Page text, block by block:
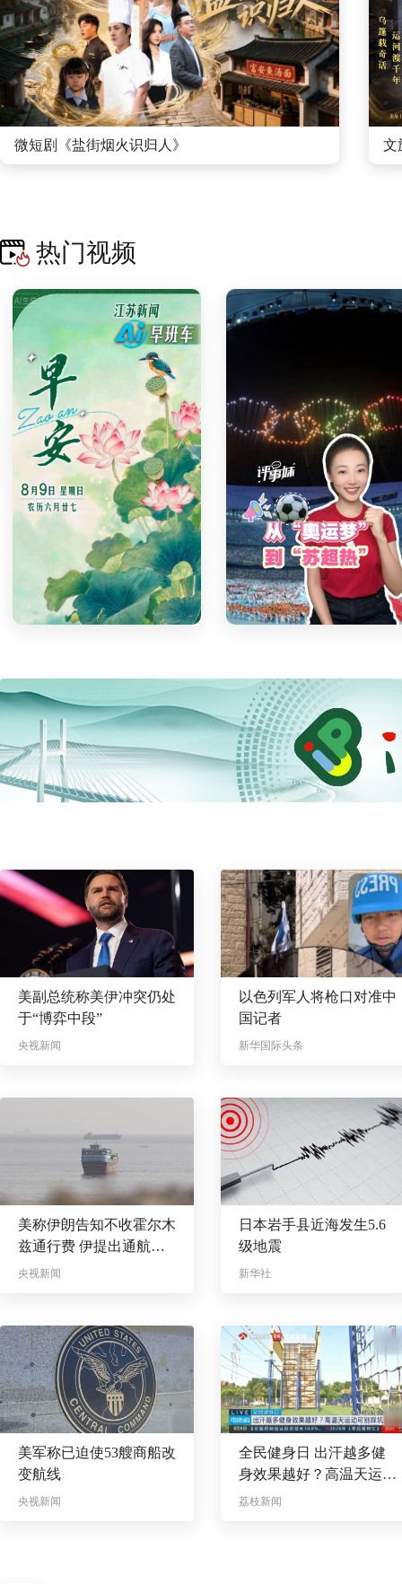
微短剧《盐街烟火识归人》 文
热门视频
美副总统称美伊冲突仍处
于“博弈中段”
央视新闻
以色列军人将枪口对准中
国记者
新华国际头条
美称伊朗告知不收霍尔木
兹通行费 伊提出通航关
键条件
央视新闻
日本岩手县近海发生5.6
级地震
新华社
美军称已迫使53艘商船改
变航线
央视新闻
全民健身日 出汗越多健
身效果越好？高温天运动
可别踩坑
荔枝新闻